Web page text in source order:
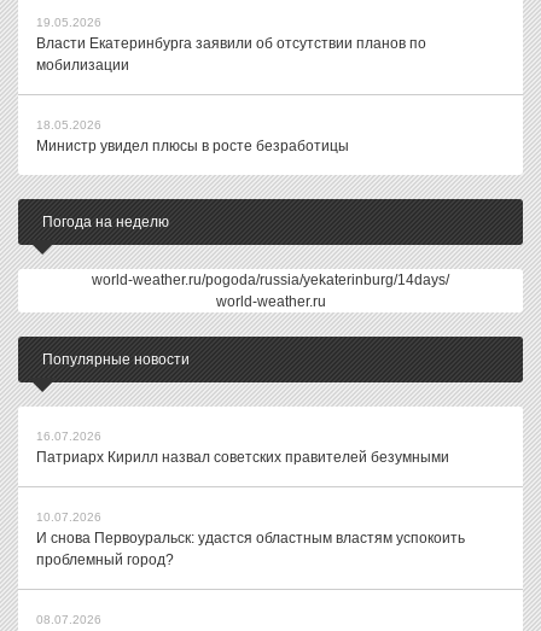
19.05.2026
Власти Екатеринбурга заявили об отсутствии планов по
мобилизации
18.05.2026
Министр увидел плюсы в росте безработицы
Погода на неделю
world-weather.ru/pogoda/russia/yekaterinburg/14days/
world-weather.ru
Популярные новости
16.07.2026
Патриарх Кирилл назвал советских правителей безумными
10.07.2026
И снова Первоуральск: удастся областным властям успокоить
проблемный город?
08.07.2026